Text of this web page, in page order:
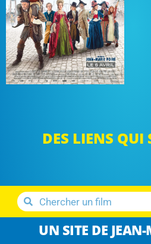
DES LIENS QUI
UN SITE DE